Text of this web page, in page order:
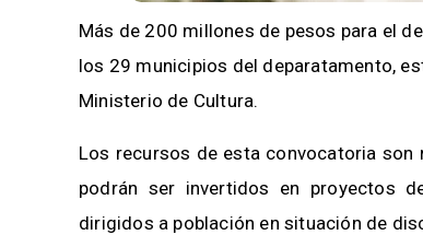
Más de 200 millones de pesos para el
los 29 municipios del deparatamento,
Ministerio de Cultura.
Los recursos de esta convocatoria
podrán ser invertidos en proyectos
dirigidos a población en situación de